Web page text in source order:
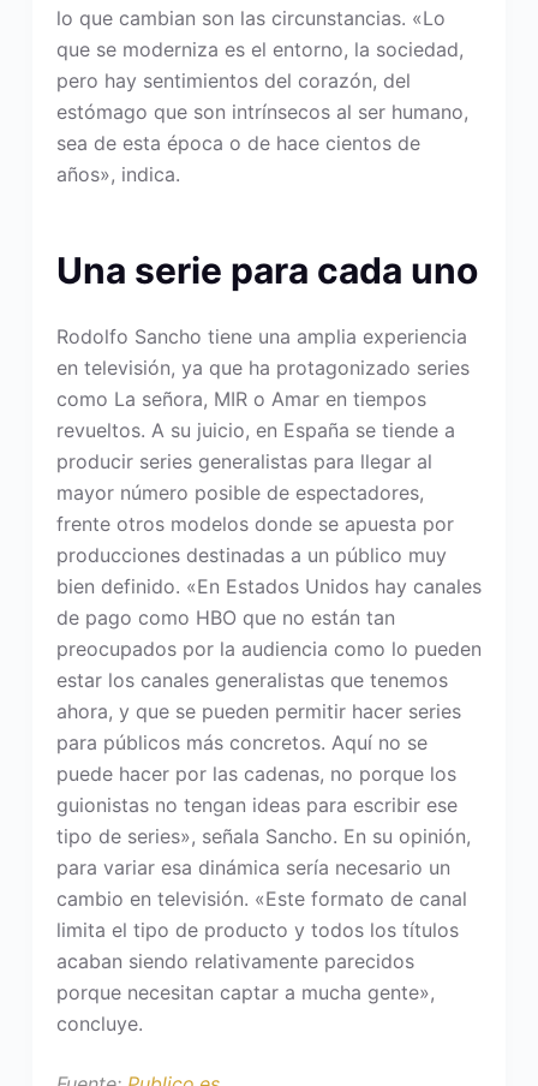
lo que cambian son las circunstancias. «Lo
que se moderniza es el entorno, la sociedad,
pero hay sentimientos del corazón, del
estómago que son intrínsecos al ser humano,
sea de esta época o de hace cientos de
años», indica.
Una serie para cada uno
Rodolfo Sancho tiene una amplia experiencia
en televisión, ya que ha protagonizado series
como La señora, MIR o Amar en tiempos
revueltos. A su juicio, en España se tiende a
producir series generalistas para llegar al
mayor número posible de espectadores,
frente otros modelos donde se apuesta por
producciones destinadas a un público muy
bien definido. «En Estados Unidos hay canales
de pago como HBO que no están tan
preocupados por la audiencia como lo pueden
estar los canales generalistas que tenemos
ahora, y que se pueden permitir hacer series
para públicos más concretos. Aquí no se
puede hacer por las cadenas, no porque los
guionistas no tengan ideas para escribir ese
tipo de series», señala Sancho. En su opinión,
para variar esa dinámica sería necesario un
cambio en televisión. «Este formato de canal
limita el tipo de producto y todos los títulos
acaban siendo relativamente parecidos
porque necesitan captar a mucha gente»,
concluye.